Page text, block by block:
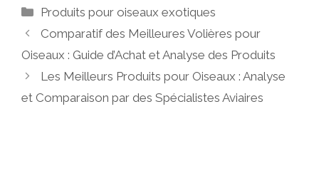
Catégories
Produits pour oiseaux exotiques
Comparatif des Meilleures Volières pour
Oiseaux : Guide d’Achat et Analyse des Produits
Les Meilleurs Produits pour Oiseaux : Analyse
et Comparaison par des Spécialistes Aviaires